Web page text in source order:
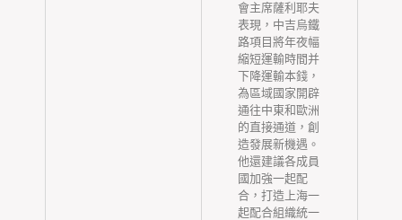
會主席薩利耶夫
表現，中吉烏鐵
路項目將年夜幅
縮短運輸時間并
下降運輸本錢，
為區域國家開辟
通往中東和歐洲
的直接通道，創
造發展新機遇。
他還建議各成員
國加強一起配
合，打造上海一
起配合組織統一